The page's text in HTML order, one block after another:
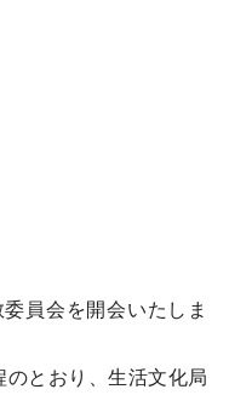
員会を開会いたしま
とおり、生活文化局